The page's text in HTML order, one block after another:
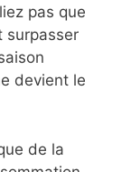
pas que
surpasser
devient le
de la